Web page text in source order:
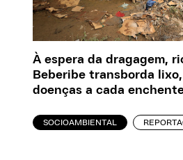
À espera da dragagem,
Beberibe transborda
doenças a cada
SOCIOAMBIENTAL